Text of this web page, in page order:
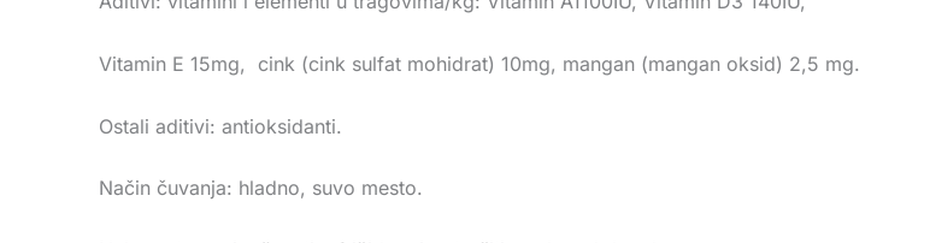
Vitamin E 15mg, cink (cink sulfat mohidrat) 10mg, mangan (mangan oksid) 2,5 mg.
Ostali aditivi: antioksidanti.
Način čuvanja: hladno, suvo mesto.